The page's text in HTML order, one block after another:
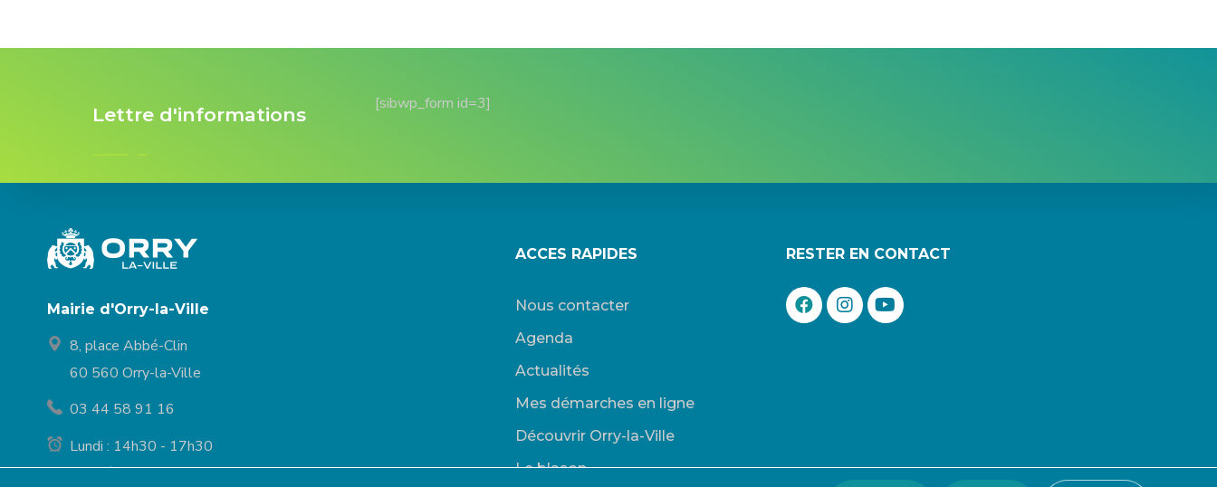
Lettre d'informations [sibwp_form id=3]
Mairie d'Orry-la-Ville
8, place Abbé-Clin
60 560 Orry-la-Ville
03 44 58 91 16
Lundi : 14h30 - 17h30
Mardi à vendredi : 9h30 - 12h et 14h30 - 17h30
ACCES RAPIDES
Nous contacter
Agenda
Actualités
Mes démarches en ligne
Découvrir Orry-la-Ville
Le blason
RESTER EN CONTACT